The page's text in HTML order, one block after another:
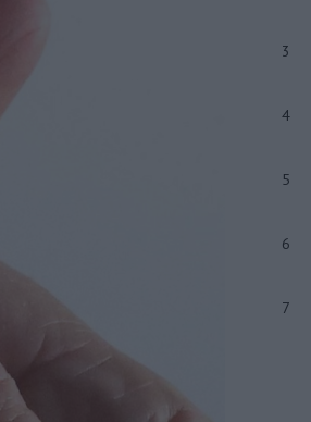
3
4
5
6
7